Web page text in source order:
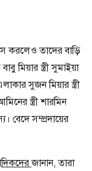
করলেও তাদের বাড়ি
মিয়ার স্ত্রী সুমাইয়া
সুজন মিয়ার স্ত্রী
স্ত্রী শারমিন
বেদে সম্প্রদায়ের
জানান, তারা